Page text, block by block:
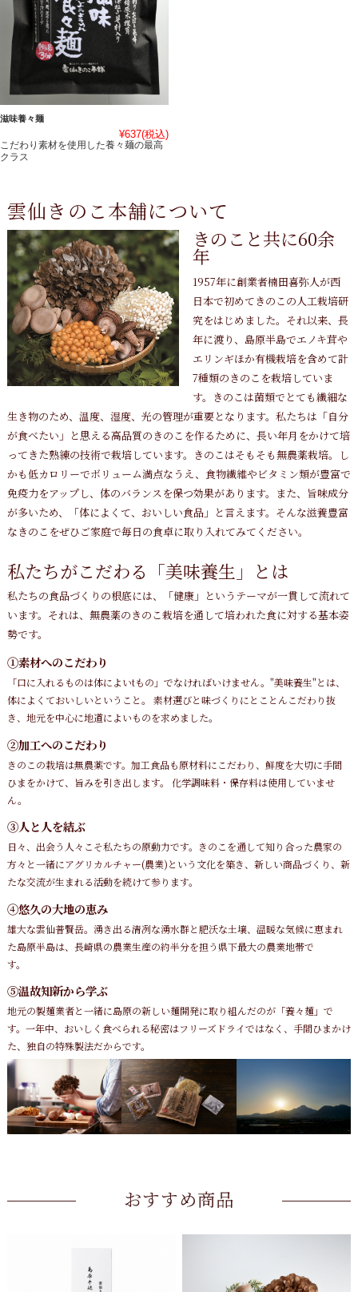
滋味養々麺
¥637(税込)
こだわり素材を使用した養々麺の最高
クラス
雲仙きのこ本舗について
きのこと共に60余
年
1957年に創業者楠田喜弥人が西
日本で初めてきのこの人工栽培研
究をはじめました。それ以来、長
年に渡り、島原半島でエノキ茸や
エリンギほか有機栽培を含めて計
7種類のきのこを栽培していま
す。きのこは菌類でとても繊細な
生き物のため、温度、湿度、光の管理が重要となります。私たちは「自分
が食べたい」と思える高品質のきのこを作るために、長い年月をかけて培
ってきた熟練の技術で栽培しています。きのこはそもそも無農薬栽培。し
かも低カロリーでボリューム満点なうえ、食物繊維やビタミン類が豊富で
免疫力をアップし、体のバランスを保つ効果があります。また、旨味成分
が多いため、「体によくて、おいしい食品」と言えます。そんな滋養豊富
なきのこをぜひご家庭で毎日の食卓に取り入れてみてください。
私たちがこだわる「美味養生」とは
私たちの食品づくりの根底には、「健康」というテーマが一貫して流れて
います。それは、無農薬のきのこ栽培を通して培われた食に対する基本姿
勢です。
①素材へのこだわり
「口に入れるものは体によいtもの」でなければいけません。"美味養生"とは、
体によくておいしいということ。 素材選びと味づくりにとことんこだわり抜
き、地元を中心に地道によいものを求めました。
②加工へのこだわり
きのこの栽培は無農薬です。加工食品も原材料にこだわり、鮮度を大切に手間
ひまをかけて、旨みを引き出します。 化学調味料・保存料は使用していませ
ん。
③人と人を結ぶ
日々、出会う人々こそ私たちの原動力です。きのこを通して知り合った農家の
方々と一緒にアグリカルチャー(農業)という文化を築き、新しい商品づくり、新
たな交流が生まれる活動を続けて参ります。
④悠久の大地の恵み
雄大な雲仙普賢岳。湧き出る清冽な湧水群と肥沃な土壌、温暖な気候に恵まれ
た島原半島は、長崎県の農業生産の約半分を担う県下最大の農業地帯で
す。
⑤温故知新から学ぶ
地元の製麺業者と一緒に島原の新しい麺開発に取り組んだのが「養々麺」で
す。一年中、おいしく食べられる秘密はフリーズドライではなく、手間ひまかけ
た、独自の特殊製法だからです。
おすすめ商品